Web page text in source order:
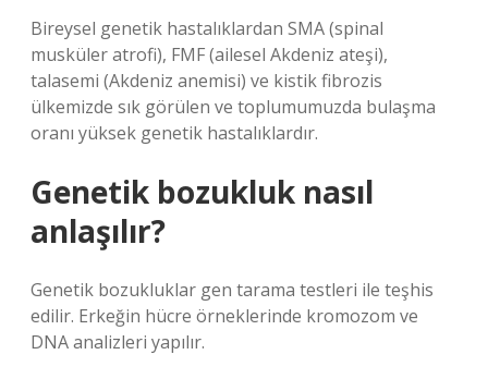
Bireysel genetik hastalıklardan SMA (spinal
musküler atrofi), FMF (ailesel Akdeniz ateşi),
talasemi (Akdeniz anemisi) ve kistik fibrozis
ülkemizde sık görülen ve toplumumuzda bulaşma
oranı yüksek genetik hastalıklardır.
Genetik bozukluk nasıl
anlaşılır?
Genetik bozukluklar gen tarama testleri ile teşhis
edilir. Erkeğin hücre örneklerinde kromozom ve
DNA analizleri yapılır.